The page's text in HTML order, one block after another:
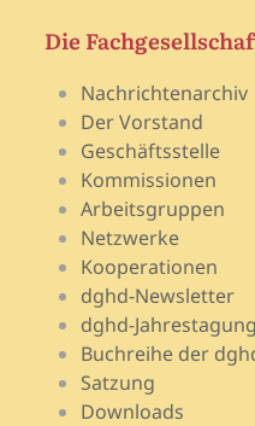
Die
Nachrichtenarchiv
Der Vorstand
Geschäftsstelle
Kommissionen
Arbeitsgruppen
Netzwerke
Kooperationen
dghd-Newsletter
dghd-
Buchreihe der
Satzung
Downloads